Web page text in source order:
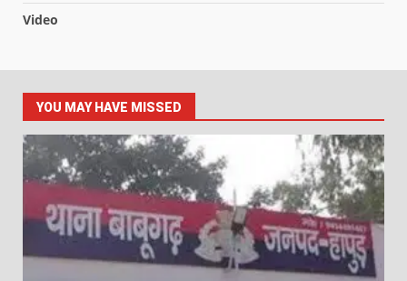
Video
YOU MAY HAVE MISSED